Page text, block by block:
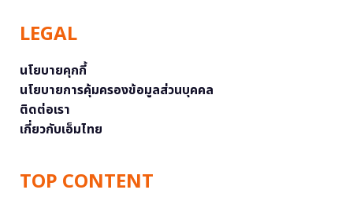
LEGAL
นโยบายคุกกี้
นโยบายการคุ้มครองข้อมูลส่วนบุคคล
ติดต่อเรา
เกี่ยวกับเอ็มไทย
TOP CONTENT